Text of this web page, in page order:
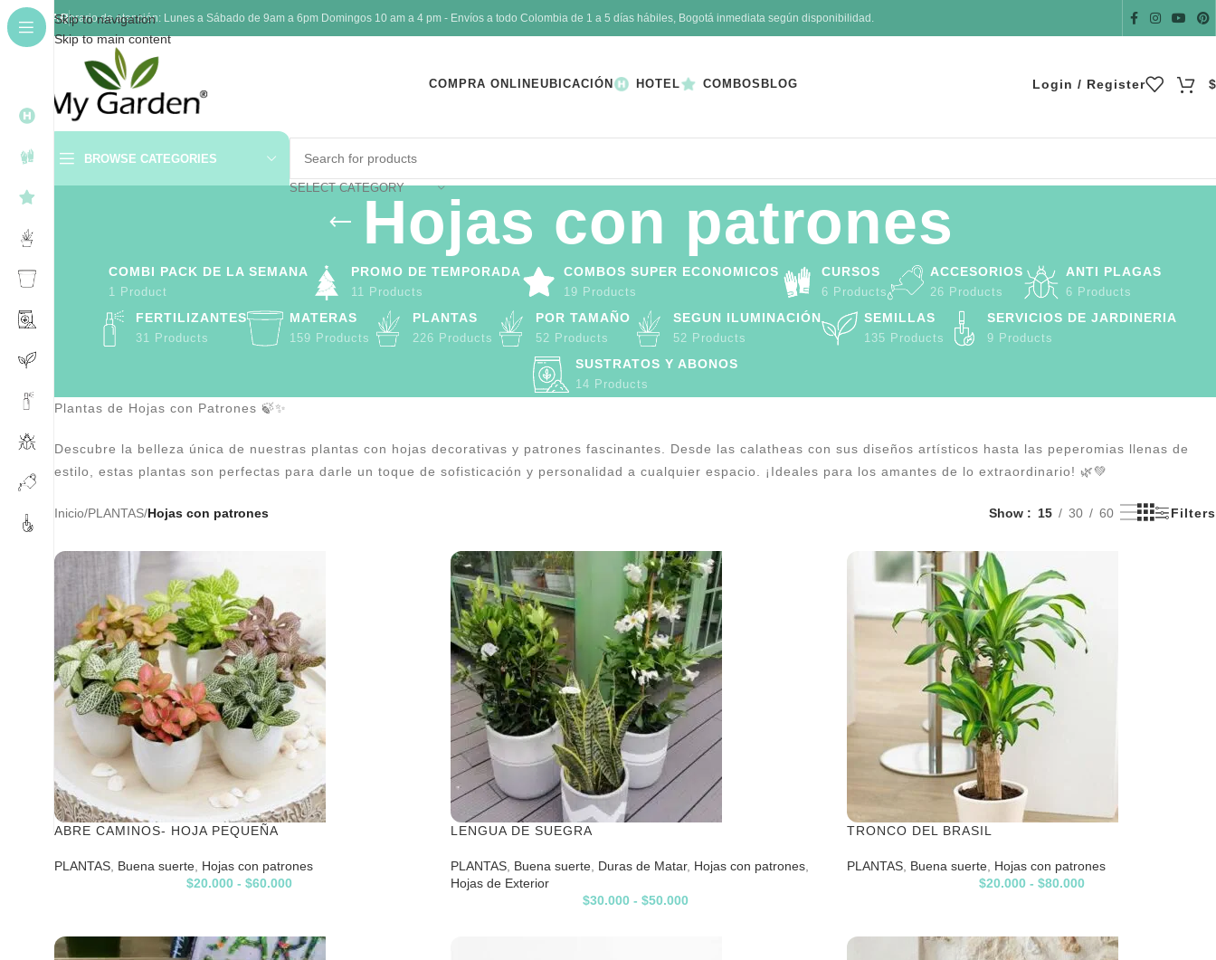
Skip to navigation
Skip to main content
FAQHorario de atención: Lunes a Sábado de 9am a 6pm Domingos 10 am a 4 pm - Envíos a todo Colombia de 1 a 5 días hábiles, Bogotá inmediata según disponibilidad.
COMPRA ONLINEUBICACIÓN HOTEL COMBOSBLOG Login / Register $
BROWSE CATEGORIES
SELECT CATEGORYHojas con patrones
COMBI PACK DE LA SEMANA
1 Product
PROMO DE TEMPORADA
11 Products
COMBOS SUPER ECONOMICOS
19 Products
CURSOS
6 Products
ACCESORIOS
26 Products
ANTI PLAGAS
6 Products
FERTILIZANTES
31 Products
MATERAS
159 Products
PLANTAS
226 Products
POR TAMAÑO
52 Products
SEGUN ILUMINACIÓN
52 Products
SEMILLAS
135 Products
SERVICIOS DE JARDINERIA
9 Products
SUSTRATOS Y ABONOS
14 Products
Plantas de Hojas con Patrones 🍃✨
Descubre la belleza única de nuestras plantas con hojas decorativas y patrones fascinantes. Desde las calatheas con sus diseños artísticos hasta las peperomias llenas de
estilo, estas plantas son perfectas para darle un toque de sofisticación y personalidad a cualquier espacio. ¡Ideales para los amantes de lo extraordinario! 🌿💚
Inicio/PLANTAS/Hojas con patrones Show 15 30 60 Filters
ABRE CAMINOS- HOJA PEQUEÑA
PLANTAS Buena suerte Hojas con patrones
$20.000 - $60.000
LENGUA DE SUEGRA
PLANTAS Buena suerte Duras de Matar, Hojas con patrones
Hojas de Exterior
$30.000 - $50.000
TRONCO DEL BRASIL
PLANTAS Buena suerte Hojas con patrones
$20.000 - $80.000